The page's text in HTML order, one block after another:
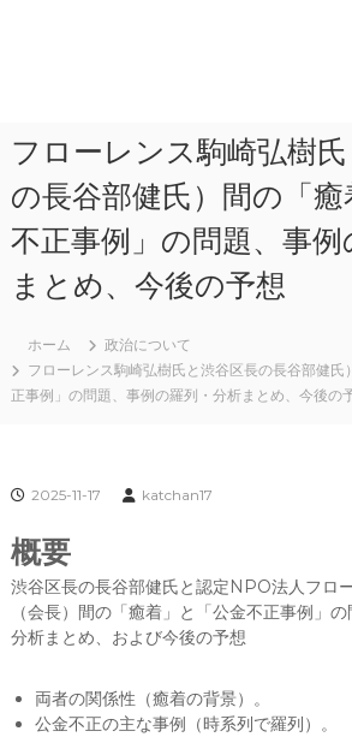
フローレンス駒崎弘樹
の長谷部健氏）間の「
不正事例」の問題、事
まとめ、今後の予想
ホーム
政治について
フローレンス駒崎弘樹氏と渋谷区長の長谷部健氏
正事例」の問題、事例の羅列・分析まとめ、今後の
2025-11-17 katchan17
概要
渋谷区長の長谷部健氏と認定NPO法人フロ
（会長）間の「癒着」と「公金不正事例」
分析まとめ、および今後の予想
両者の関係性（癒着の背景）。
公金不正の主な事例（時系列で羅列）。